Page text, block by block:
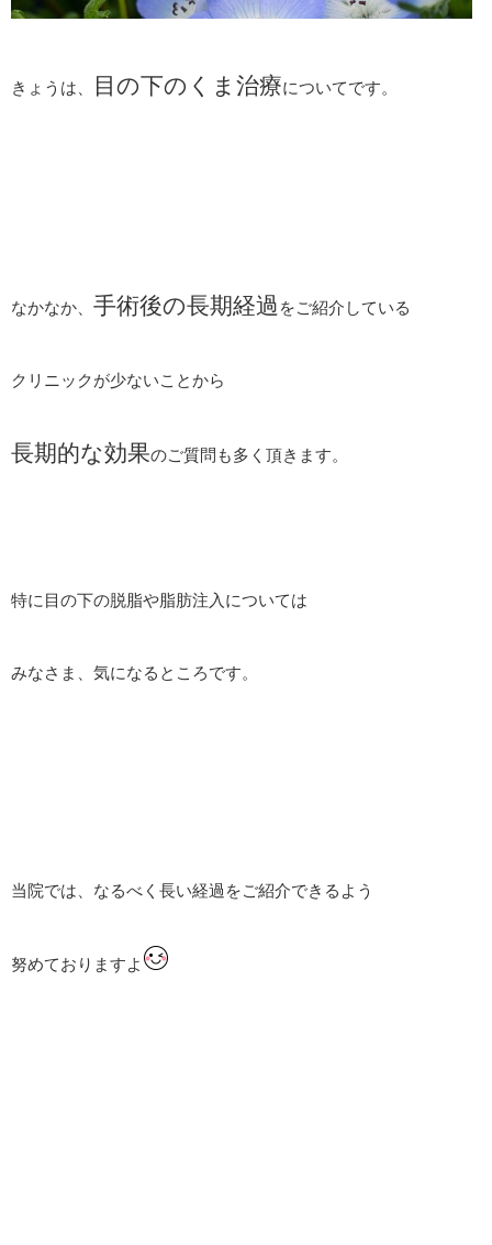
きょうは、 目の下のくま治療についてです。
なかなか、 手術後の長期経過 をご紹介している
クリニックが少ないことから
長期的な効果のご質問も多く頂きます。
特に目の下の脱脂や脂肪注入については
みなさま、気になるところです。
当院では、なるべく長い経過をご紹介できるよう
努めておりますよ